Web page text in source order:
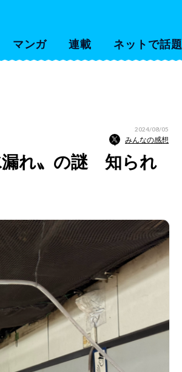
マンガ 連載 ネットで話題
2024/08/05
みんなの感想
漏れ〟の謎 知られ